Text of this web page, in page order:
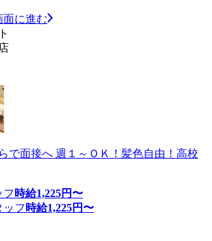
面に進む
で面接へ 週１～ＯＫ！髪色自由！高校
フ 時給1,225円〜
ッフ 時給1,225円〜